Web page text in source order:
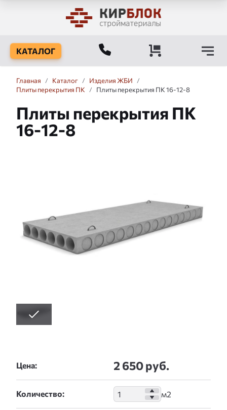
КАТАЛОГ
Главная / Каталог / Изделия ЖБИ
/
Плиты перекрытия ПК
/ Плиты перекрытия ПК 16-12-8
Плиты перекрытия ПК
16-12-8
Цена: 2 650 руб.
Количество: